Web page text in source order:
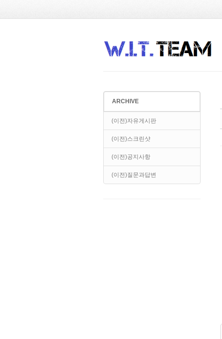
ARCHIVE
(이전)자유게시판
(이전)스크린샷
(이전)공지사항
(이전)질문과답변
Sketchbook5, 스케치북5
Sketchbook5, 스케치북5
Sketchbook5, 스케치북5
Sketchbook5, 스케치북5